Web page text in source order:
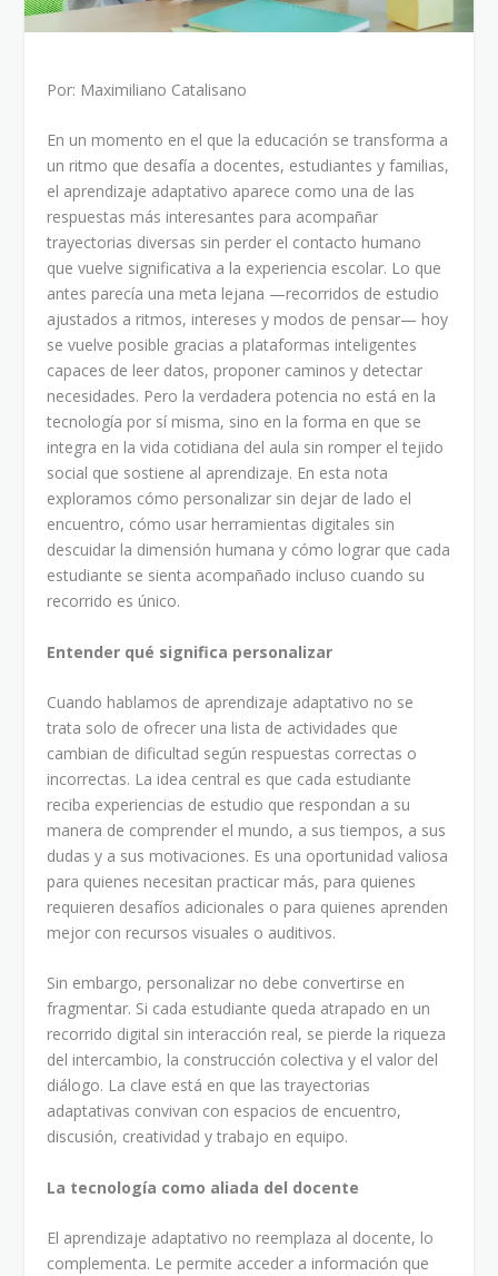
Por: Maximiliano Catalisano
En un momento en el que la educación se transforma a
un ritmo que desafía a docentes, estudiantes y familias,
el aprendizaje adaptativo aparece como una de las
respuestas más interesantes para acompañar
trayectorias diversas sin perder el contacto humano
que vuelve significativa a la experiencia escolar. Lo que
antes parecía una meta lejana —recorridos de estudio
ajustados a ritmos, intereses y modos de pensar— hoy
se vuelve posible gracias a plataformas inteligentes
capaces de leer datos, proponer caminos y detectar
necesidades. Pero la verdadera potencia no está en la
tecnología por sí misma, sino en la forma en que se
integra en la vida cotidiana del aula sin romper el tejido
social que sostiene al aprendizaje. En esta nota
exploramos cómo personalizar sin dejar de lado el
encuentro, cómo usar herramientas digitales sin
descuidar la dimensión humana y cómo lograr que cada
estudiante se sienta acompañado incluso cuando su
recorrido es único.
Entender qué significa personalizar
Cuando hablamos de aprendizaje adaptativo no se
trata solo de ofrecer una lista de actividades que
cambian de dificultad según respuestas correctas o
incorrectas. La idea central es que cada estudiante
reciba experiencias de estudio que respondan a su
manera de comprender el mundo, a sus tiempos, a sus
dudas y a sus motivaciones. Es una oportunidad valiosa
para quienes necesitan practicar más, para quienes
requieren desafíos adicionales o para quienes aprenden
mejor con recursos visuales o auditivos.
Sin embargo, personalizar no debe convertirse en
fragmentar. Si cada estudiante queda atrapado en un
recorrido digital sin interacción real, se pierde la riqueza
del intercambio, la construcción colectiva y el valor del
diálogo. La clave está en que las trayectorias
adaptativas convivan con espacios de encuentro,
discusión, creatividad y trabajo en equipo.
La tecnología como aliada del docente
El aprendizaje adaptativo no reemplaza al docente, lo
complementa. Le permite acceder a información que